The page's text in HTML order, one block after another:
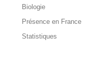
Biologie
Présence en France
Statistiques